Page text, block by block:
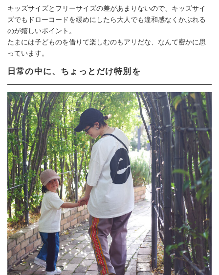
キッズサイズとフリーサイズの差があまりないので、キッズサイ
ズでもドローコードを緩めにしたら大人でも違和感なくかぶれる
のが嬉しいポイント。
たまには子どものを借りて楽しむのもアリだな、なんて密かに思
っています。
日常の中に、ちょっとだけ特別を